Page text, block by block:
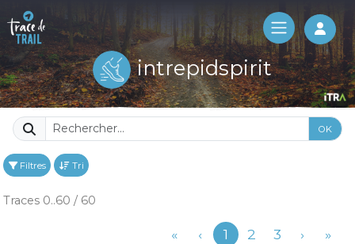
Log
intrepidspirit
OK
Filtres Tri
Traces 0..60 / 60
« ‹Précédent
1 2 3 › »